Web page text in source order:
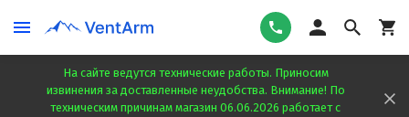
На сайте ведутся технические работы. Приносим
извинения за доставленные неудобства. Внимание! По
техническим причинам магазин 06.06.2026 работает с